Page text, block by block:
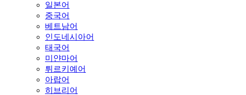
일본어
중국어
베트남어
인도네시아어
태국어
미얀마어
튀르키예어
아랍어
히브리어